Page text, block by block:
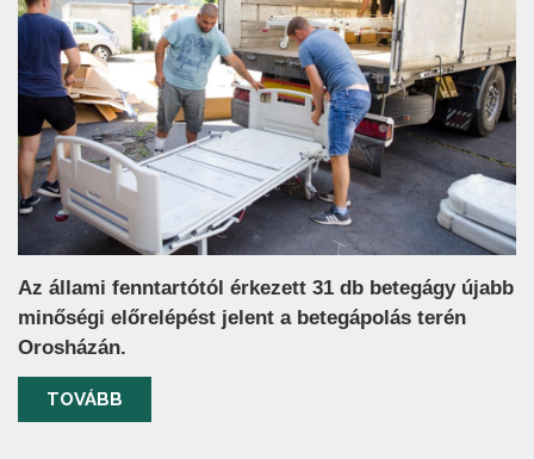
Az állami fenntartótól érkezett 31 db betegágy újabb
minőségi előrelépést jelent a betegápolás terén
Orosházán.
TOVÁBB